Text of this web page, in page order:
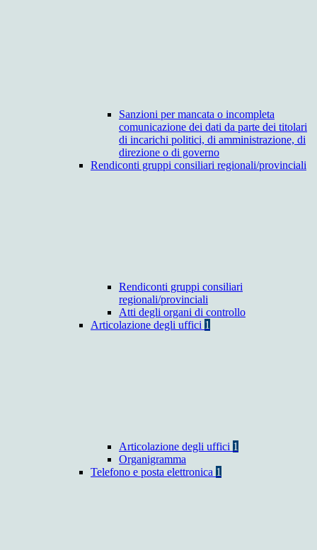
Sanzioni per mancata o incompleta
comunicazione dei dati da parte dei titolari
di incarichi politici, di amministrazione, di
direzione o di governo
Rendiconti gruppi consiliari regionali/provinciali
Rendiconti gruppi consiliari
regionali/provinciali
Atti degli organi di controllo
Articolazione degli uffici 1
Articolazione degli uffici 1
Organigramma
Telefono e posta elettronica 1